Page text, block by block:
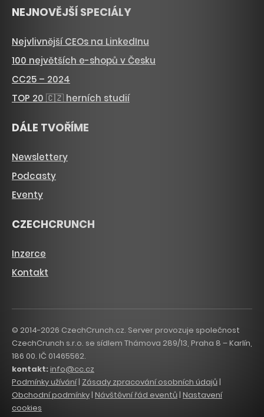
NEJNOVĚJŠÍ SPECIÁLY
Nejvlivnější CEOs na LinkedInu
100 největších e-shopů v Česku
CC25 – 2024
TOP 20 🇨🇿 herních studií
DÁLE TVOŘÍME
Newslettery
Podcasty
Eventy
CZECHCRUNCH
Inzerce
Kontakt
© 2014-2026 CzechCrunch.cz. Server provozuje společnost
CzechCrunch s.r.o. se sídlem Thámova 289/13, Praha 8 – Karlín,
186 00. IČ 01465562.
kontakt:info@cc.cz
Podmínky užívání| Zásady zpracování osobních údajů|
Obchodní podmínky| Návštěvní řád eventů | Nastavení
cookies